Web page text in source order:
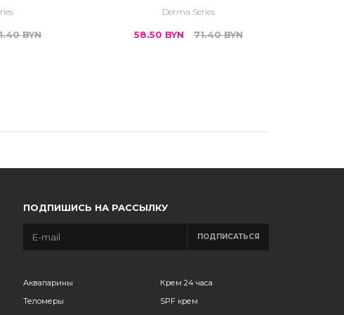
BYN
Derma Series
58.50 BYN 71.40BYN
ПОДПИШИСЬ НА РАССЫЛКУ
ПОДПИСАТЬСЯ
Аквапарины
Теломеры
Крем 24 часа
SPF крем